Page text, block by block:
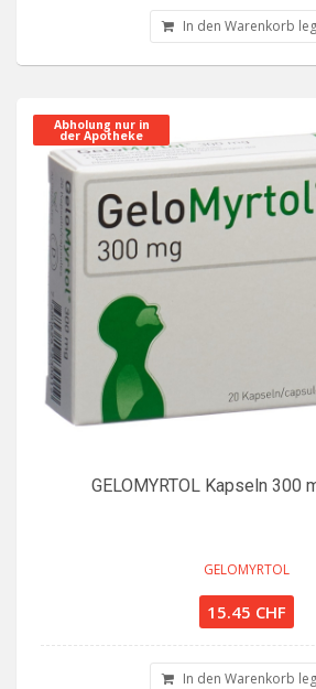
In den Warenkorb
Abholung nur in
der Apotheke
GELOMYRTOL Kapseln 300
GELOMYRTOL
15.45 CHF
In den Warenkorb